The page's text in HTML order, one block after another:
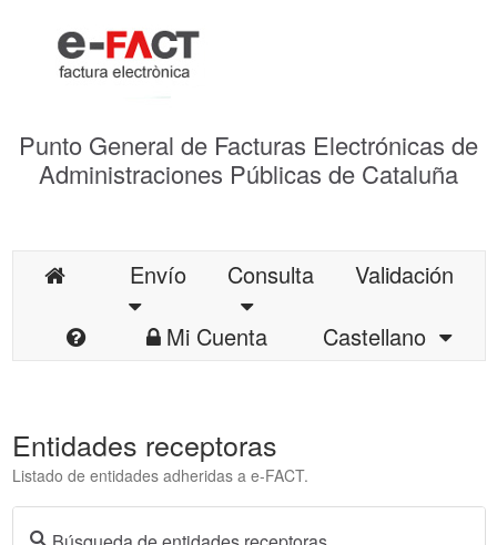
Punto General de Facturas Electrónicas de
Administraciones Públicas de Cataluña
Envío Consulta
Validación
Mi Cuenta
Castellano
Entidades receptoras
Listado de entidades adheridas a e-FACT.